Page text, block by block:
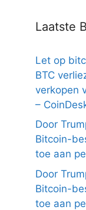
Laatste
Let op
BTC
verkopen
–
Door
Bitcoin-
toe aan
Door
Bitcoin-
toe aan